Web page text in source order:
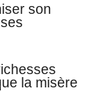
son
la misère